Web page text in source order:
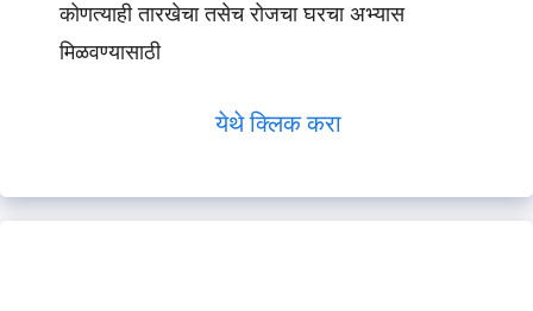
कोणत्याही तारखेचा तसेच रोजचा घरचा अभ्यास
मिळवण्यासाठी
येथे क्लिक करा